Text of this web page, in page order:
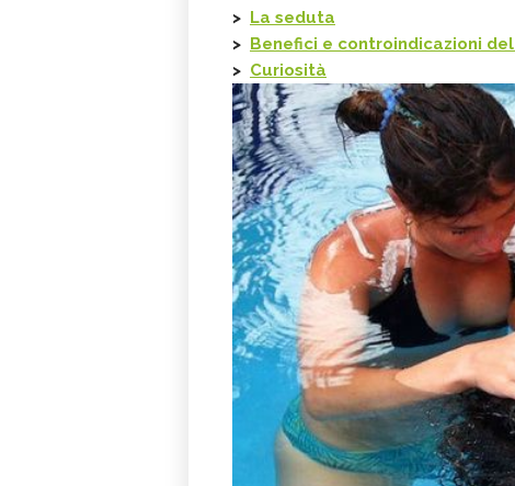
> La seduta
> Benefici e controindicazioni
> Curiosità